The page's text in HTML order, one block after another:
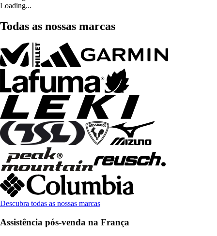
Loading...
Todas as nossas marcas
Descubra todas as nossas marcas
Assistência pós-venda na França